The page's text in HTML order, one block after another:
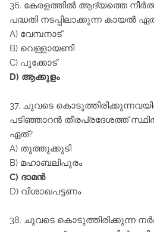
36. കേരളത്തിൽ ആദ്യത്തെ
പദ്ധതി നടപ്പിലാക്കുന്ന കായൽ
A) വേമ്പനാട്‌
B) വെള്ളായണി
C) പൂക്കോട്‌
D) ആക്കുളം
37. ചുവടെ
പടിഞ്ഞാറൻ തീരപ്രദേശത്ത്‌
ഏത്‌?
A) തൂത്തുക്കുടി
B) മഹാബലിപുരം
C) ദാമൻ
D) വിശാഖപട്ടണം
38. ചുവടെ കൊടുത്തിരിക്കുന്ന